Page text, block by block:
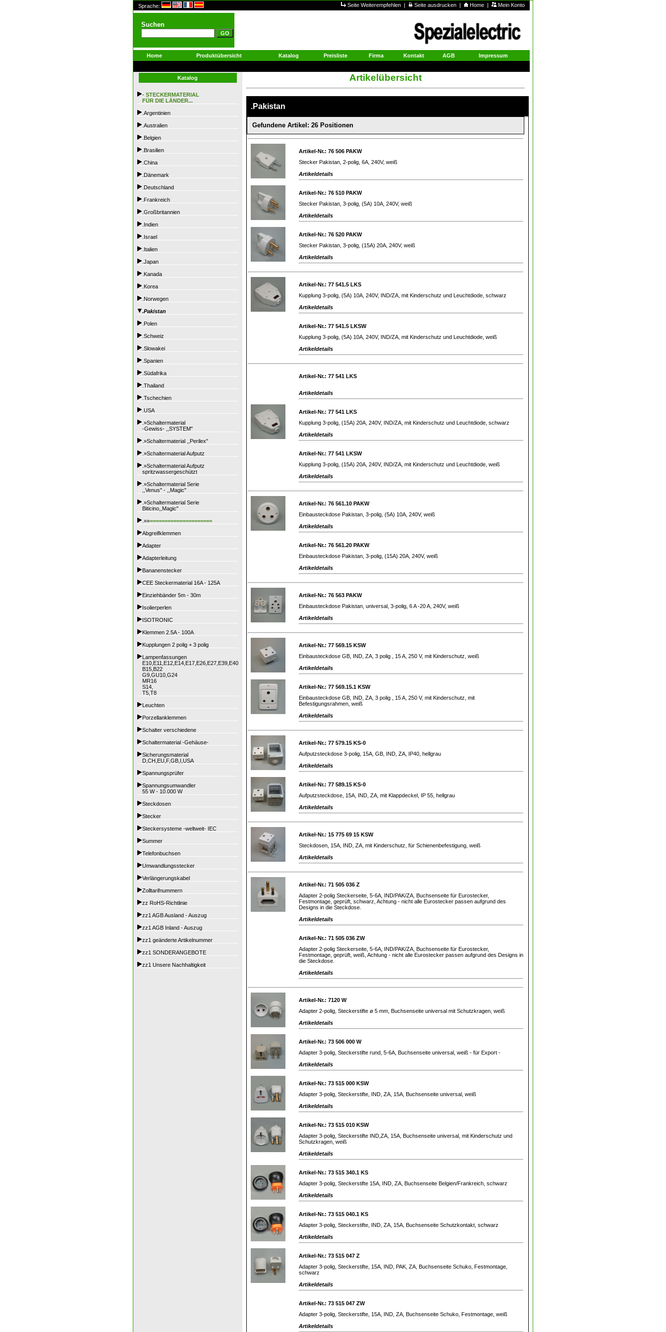
Sprache: Seite Weiterempfehlen | Seite ausdrucken | Home | Mein Konto
Suchen
Home Produktübersicht Katalog Preisliste Firma Kontakt AGB Impressum
Katalog
- STECKERMATERIAL
FÜR DIE LÄNDER...
.Argentinien
.Australien
.Belgien
.Brasilien
.China
.Dänemark
.Deutschland
.Frankreich
.Großbritannien
.Indien
.Israel
.Italien
.Japan
.Kanada
.Korea
.Norwegen
.Pakistan
.Polen
.Schweiz
.Slowakei
.Spanien
.Südafrika
.Thailand
.Tschechien
.USA
.»Schaltermaterial
-Gewiss- ,,SYSTEM"
.»Schaltermaterial ,,Perilex"
.»Schaltermaterial Aufputz
.»Schaltermaterial Aufputz
spritzwassergeschützt
.»Schaltermaterial Serie
,,Venus" - ,,Magic"
.»Schaltermaterial Serie
Biticino,,Magic"
.»»=====================
Abgreifklemmen
Adapter
Adapterleitung
Bananenstecker
CEE Steckermaterial 16A - 125A
Einziehbänder 5m - 30m
Isolierperlen
ISOTRONIC
Klemmen 2.5A - 100A
Kupplungen 2 polig + 3 polig
Lampenfassungen
E10,E11,E12,E14,E17,E26,E27,E39,E40
B15,B22
G9,GU10,G24
MR16
S14,
T5,T8
Leuchten
Porzellanklemmen
Schalter verschiedene
Schaltermaterial -Gehäuse-
Sicherungsmaterial
D,CH,EU,F,GB,I,USA
Spannungsprüfer
Spannungsumwandler
55 W - 10.000 W
Steckdosen
Stecker
Steckersysteme -weltweit- IEC
Summer
Telefonbuchsen
Umwandlungsstecker
Verlängerungskabel
Zolltarifnummern
zz RoHS-Richtlinie
zz1 AGB Ausland - Auszug
zz1 AGB Inland - Auszug
zz1 geänderte Artikelnummer
zz1 SONDERANGEBOTE
zz1 Unsere Nachhaltigkeit
Artikelübersicht
.Pakistan
Gefundene Artikel: 26 Positionen
Artikel-Nr.: 76 506 PAKW
Stecker Pakistan, 2-polig, 6A, 240V, weiß
Artikeldetails
Artikel-Nr.: 76 510 PAKW
Stecker Pakistan, 3-polig, (5A) 10A, 240V, weiß
Artikeldetails
Artikel-Nr.: 76 520 PAKW
Stecker Pakistan, 3-polig, (15A) 20A, 240V, weiß
Artikeldetails
Artikel-Nr.: 77 541.5 LKS
Kupplung 3-polig, (5A) 10A, 240V, IND/ZA, mit Kinderschutz und Leuchtdiode, schwarz
Artikeldetails
Artikel-Nr.: 77 541.5 LKSW
Kupplung 3-polig, (5A) 10A, 240V, IND/ZA, mit Kinderschutz und Leuchtdiode, weiß
Artikeldetails
Artikel-Nr.: 77 541 LKS
Artikeldetails
Artikel-Nr.: 77 541 LKS
Kupplung 3-polig, (15A) 20A, 240V, IND/ZA, mit Kinderschutz und Leuchtdiode, schwarz
Artikeldetails
Artikel-Nr.: 77 541 LKSW
Kupplung 3-polig, (15A) 20A, 240V, IND/ZA, mit Kinderschutz und Leuchtdiode, weiß
Artikeldetails
Artikel-Nr.: 76 561.10 PAKW
Einbausteckdose Pakistan, 3-polig, (5A) 10A, 240V, weiß
Artikeldetails
Artikel-Nr.: 76 561.20 PAKW
Einbausteckdose Pakistan, 3-polig, (15A) 20A, 240V, weiß
Artikeldetails
Artikel-Nr.: 76 563 PAKW
Einbausteckdose Pakistan, universal, 3-polig, 6 A -20 A, 240V, weiß
Artikeldetails
Artikel-Nr.: 77 569.15 KSW
Einbausteckdose GB, IND, ZA, 3 polig , 15 A, 250 V, mit Kinderschutz, weiß
Artikeldetails
Artikel-Nr.: 77 569.15.1 KSW
Einbausteckdose GB, IND, ZA, 3 polig , 15 A, 250 V, mit Kinderschutz, mit
Befestigungsrahmen, weiß
Artikeldetails
Artikel-Nr.: 77 579.15 KS-0
Aufputzsteckdose 3-polig, 15A, GB, IND, ZA, IP40, hellgrau
Artikeldetails
Artikel-Nr.: 77 589.15 KS-0
Aufputzsteckdose, 15A, IND, ZA, mit Klappdeckel, IP 55, hellgrau
Artikeldetails
Artikel-Nr.: 15 775 69 15 KSW
Steckdosen, 15A, IND, ZA, mit Kinderschutz, für Schienenbefestigung, weiß
Artikeldetails
Artikel-Nr.: 71 505 036 Z
Adapter 2-polig Steckerseite, 5-6A, IND/PAK/ZA, Buchsenseite für Eurostecker,
Festmontage, geprüft, schwarz, Achtung - nicht alle Eurostecker passen aufgrund des
Designs in die Steckdose.
Artikeldetails
Artikel-Nr.: 71 505 036 ZW
Adapter 2-polig Steckerseite, 5-6A, IND/PAK/ZA, Buchsenseite für Eurostecker,
Festmontage, geprüft, weiß, Achtung - nicht alle Eurostecker passen aufgrund des Designs in
die Steckdose.
Artikeldetails
Artikel-Nr.: 7120 W
Adapter 2-polig, Steckerstifte ø 5 mm, Buchsenseite universal mit Schutzkragen, weiß
Artikeldetails
Artikel-Nr.: 73 506 000 W
Adapter 3-polig, Steckerstifte rund, 5-6A, Buchsenseite universal, weiß - für Export -
Artikeldetails
Artikel-Nr.: 73 515 000 KSW
Adapter 3-polig, Steckerstifte, IND, ZA, 15A, Buchsenseite universal, weiß
Artikeldetails
Artikel-Nr.: 73 515 010 KSW
Adapter 3-polig, Steckerstifte IND,ZA, 15A, Buchsenseite universal, mit Kinderschutz und
Schutzkragen, weiß
Artikeldetails
Artikel-Nr.: 73 515 340.1 KS
Adapter 3-polig, Steckerstifte 15A, IND, ZA, Buchsenseite Belgien/Frankreich, schwarz
Artikeldetails
Artikel-Nr.: 73 515 040.1 KS
Adapter 3-polig, Steckerstifte, IND, ZA, 15A, Buchsenseite Schutzkontakt, schwarz
Artikeldetails
Artikel-Nr.: 73 515 047 Z
Adapter 3-polig, Steckerstifte, 15A, IND, PAK, ZA, Buchsenseite Schuko, Festmontage,
schwarz
Artikeldetails
Artikel-Nr.: 73 515 047 ZW
Adapter 3-polig, Steckerstifte, 15A, IND, ZA, Buchsenseite Schuko, Festmontage, weiß
Artikeldetails